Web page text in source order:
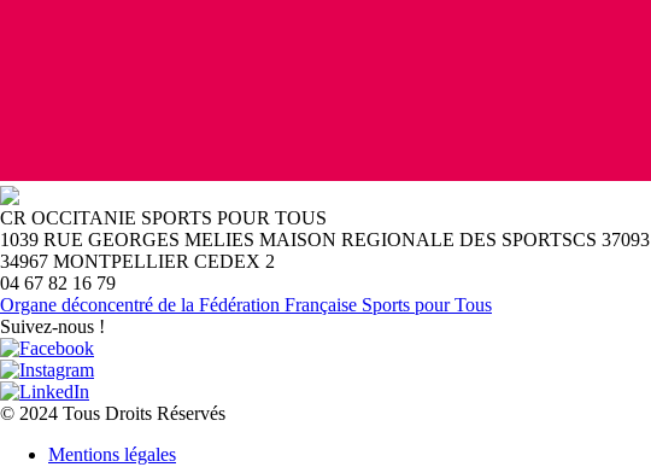
CR OCCITANIE SPORTS POUR TOUS
1039 RUE GEORGES MELIES MAISON REGIONALE DES SPORTSCS 37093
34967 MONTPELLIER CEDEX 2
04 67 82 16 79
Organe déconcentré de la Fédération Française Sports pour Tous
Suivez-nous !
© 2024 Tous Droits Réservés
Mentions légales